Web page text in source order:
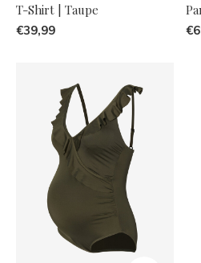
T-Shirt | Taupe
€39,99